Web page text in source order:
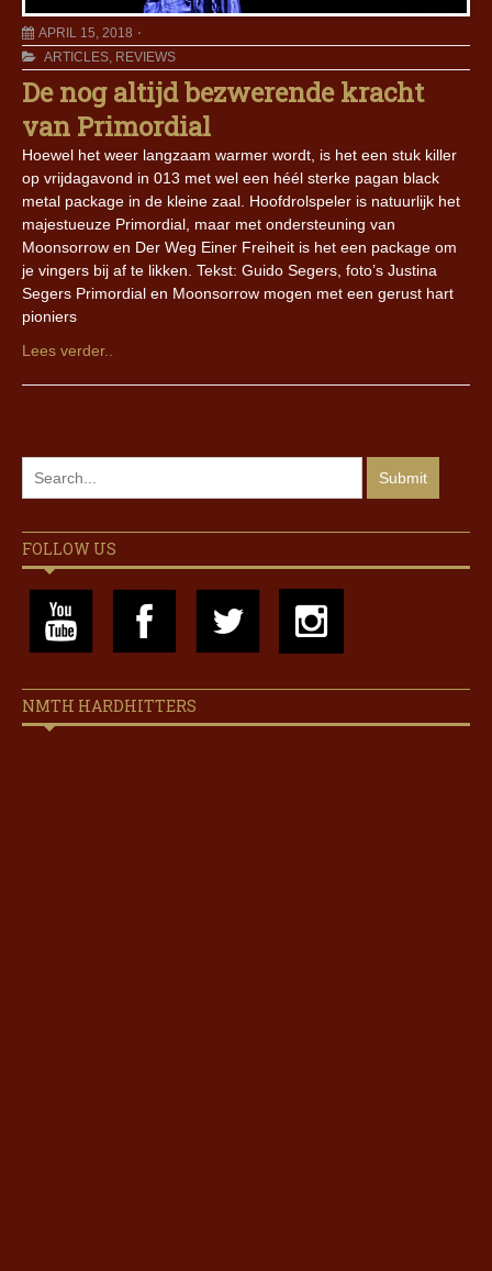
APRIL 15, 2018
ARTICLES, REVIEWS
De nog altijd bezwerende kracht
van Primordial
Hoewel het weer langzaam warmer wordt, is het een stuk killer
op vrijdagavond in 013 met wel een héél sterke pagan black
metal package in de kleine zaal. Hoofdrolspeler is natuurlijk het
majestueuze Primordial, maar met ondersteuning van
Moonsorrow en Der Weg Einer Freiheit is het een package om
je vingers bij af te likken. Tekst: Guido Segers, foto’s Justina
Segers Primordial en Moonsorrow mogen met een gerust hart
pioniers
Lees verder..
FOLLOW US
NMTH HARDHITTERS